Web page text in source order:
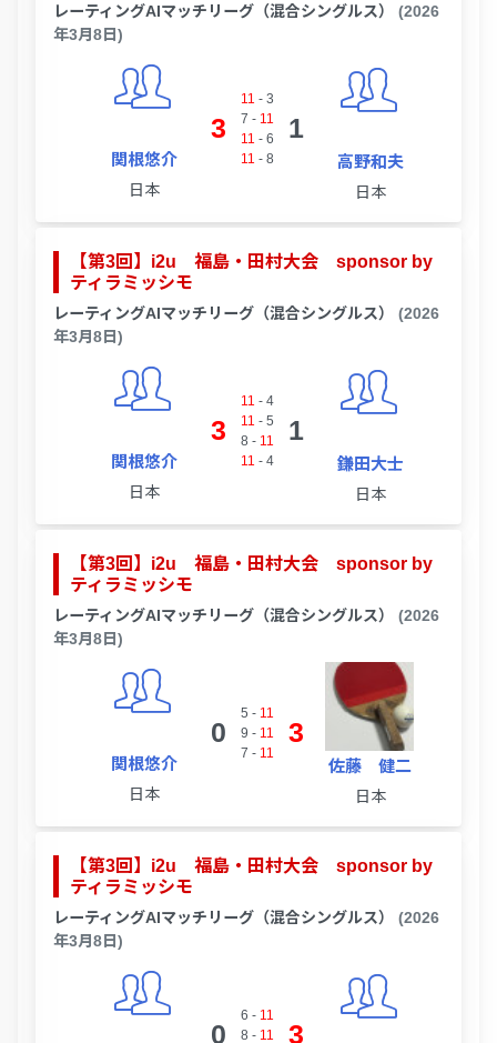
レーティングAIマッチリーグ（混合シングルス）
(2026
年3月8日)
関根悠介
日本
3
11 - 3
7 - 11
11 - 6
11 - 8
1
高野和夫
日本
【第3回】i2u 福島・田村大会 sponsor by
ティラミッシモ
レーティングAIマッチリーグ（混合シングルス）
(2026
年3月8日)
関根悠介
日本
3
11 - 4
11 - 5
8 - 11
11 - 4
1
鎌田大士
日本
【第3回】i2u 福島・田村大会 sponsor by
ティラミッシモ
レーティングAIマッチリーグ（混合シングルス）
(2026
年3月8日)
関根悠介
日本
0
5 - 11
9 - 11
7 - 11
3
佐藤 健二
日本
【第3回】i2u 福島・田村大会 sponsor by
ティラミッシモ
レーティングAIマッチリーグ（混合シングルス）
(2026
年3月8日)
0
6 - 11
8 - 11 3